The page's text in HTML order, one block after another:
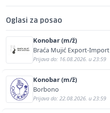
Oglasi za posao
Konobar (m/ž)
Braća Mujić Export-Import
Prijava do: 16.08.2026. u 23:59
Konobar (m/ž)
Borbono
Prijava do: 22.08.2026. u 23:59